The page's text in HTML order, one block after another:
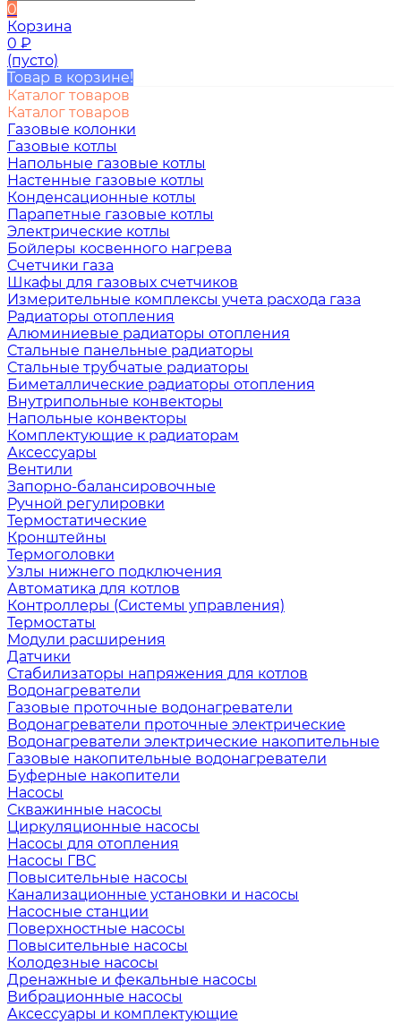
0
Корзина
0 ₽
(пусто)
Товар в корзине!
Каталог товаров
Каталог товаров
Газовые колонки
Газовые котлы
Напольные газовые котлы
Настенные газовые котлы
Конденсационные котлы
Парапетные газовые котлы
Электрические котлы
Бойлеры косвенного нагрева
Счетчики газа
Шкафы для газовых счетчиков
Измерительные комплексы учета расхода газа
Радиаторы отопления
Алюминиевые радиаторы отопления
Стальные панельные радиаторы
Стальные трубчатые радиаторы
Биметаллические радиаторы отопления
Внутрипольные конвекторы
Напольные конвекторы
Комплектующие к радиаторам
Аксессуары
Вентили
Запорно-балансировочные
Ручной регулировки
Термостатические
Кронштейны
Термоголовки
Узлы нижнего подключения
Автоматика для котлов
Контроллеры (Системы управления)
Термостаты
Модули расширения
Датчики
Стабилизаторы напряжения для котлов
Водонагреватели
Газовые проточные водонагреватели
Водонагреватели проточные электрические
Водонагреватели электрические накопительные
Газовые накопительные водонагреватели
Буферные накопители
Насосы
Скважинные насосы
Циркуляционные насосы
Насосы для отопления
Насосы ГВС
Повысительные насосы
Канализационные установки и насосы
Насосные станции
Поверхностные насосы
Повысительные насосы
Колодезные насосы
Дренажные и фекальные насосы
Вибрационные насосы
Аксессуары и комплектующие